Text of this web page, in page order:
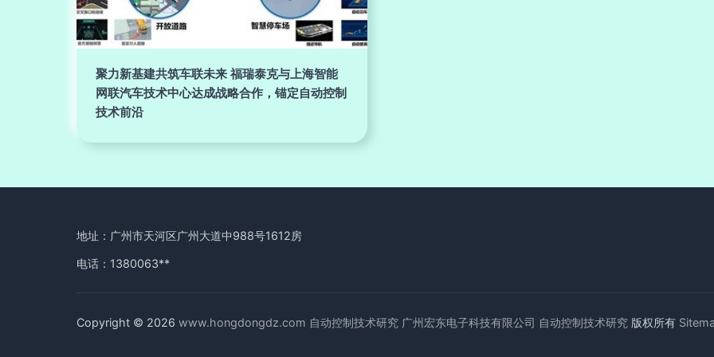
聚力新基建共筑车联未来 福瑞泰克与上海智能
网联汽车技术中心达成战略合作，锚定自动控制
技术前沿
地址：广州市天河区广州大道中988号1612房
电话：1380063**
Copyright © 2026 www.hongdongdz.com 自动控制技术研究 广州宏东电子科技有限公司 自动控制技术研究 版权所有